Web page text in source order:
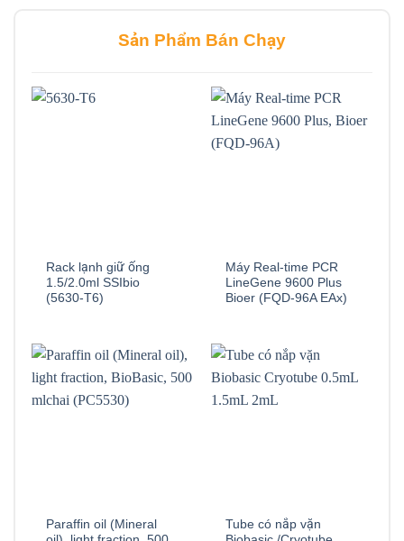
Sản Phẩm Bán Chạy
Rack lạnh giữ ống
1.5/2.0ml SSIbio
(5630-T6)
Máy Real-time PCR
LineGene 9600 Plus
Bioer (FQD-96A EAx)
Paraffin oil (Mineral
Tube có nắp vặn